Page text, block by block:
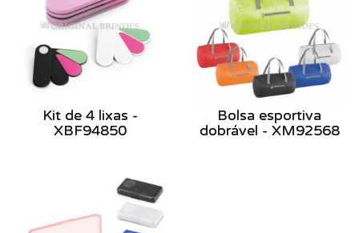
Kit de 4 lixas -
XBF94850
Bolsa esportiva
dobrável - XM92568